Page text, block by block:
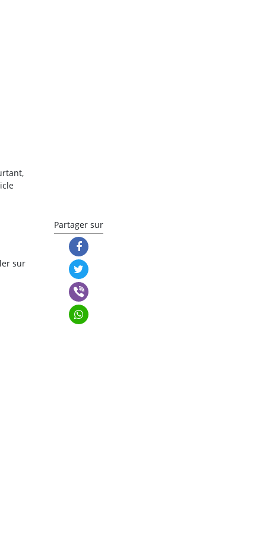
sur
Partager sur